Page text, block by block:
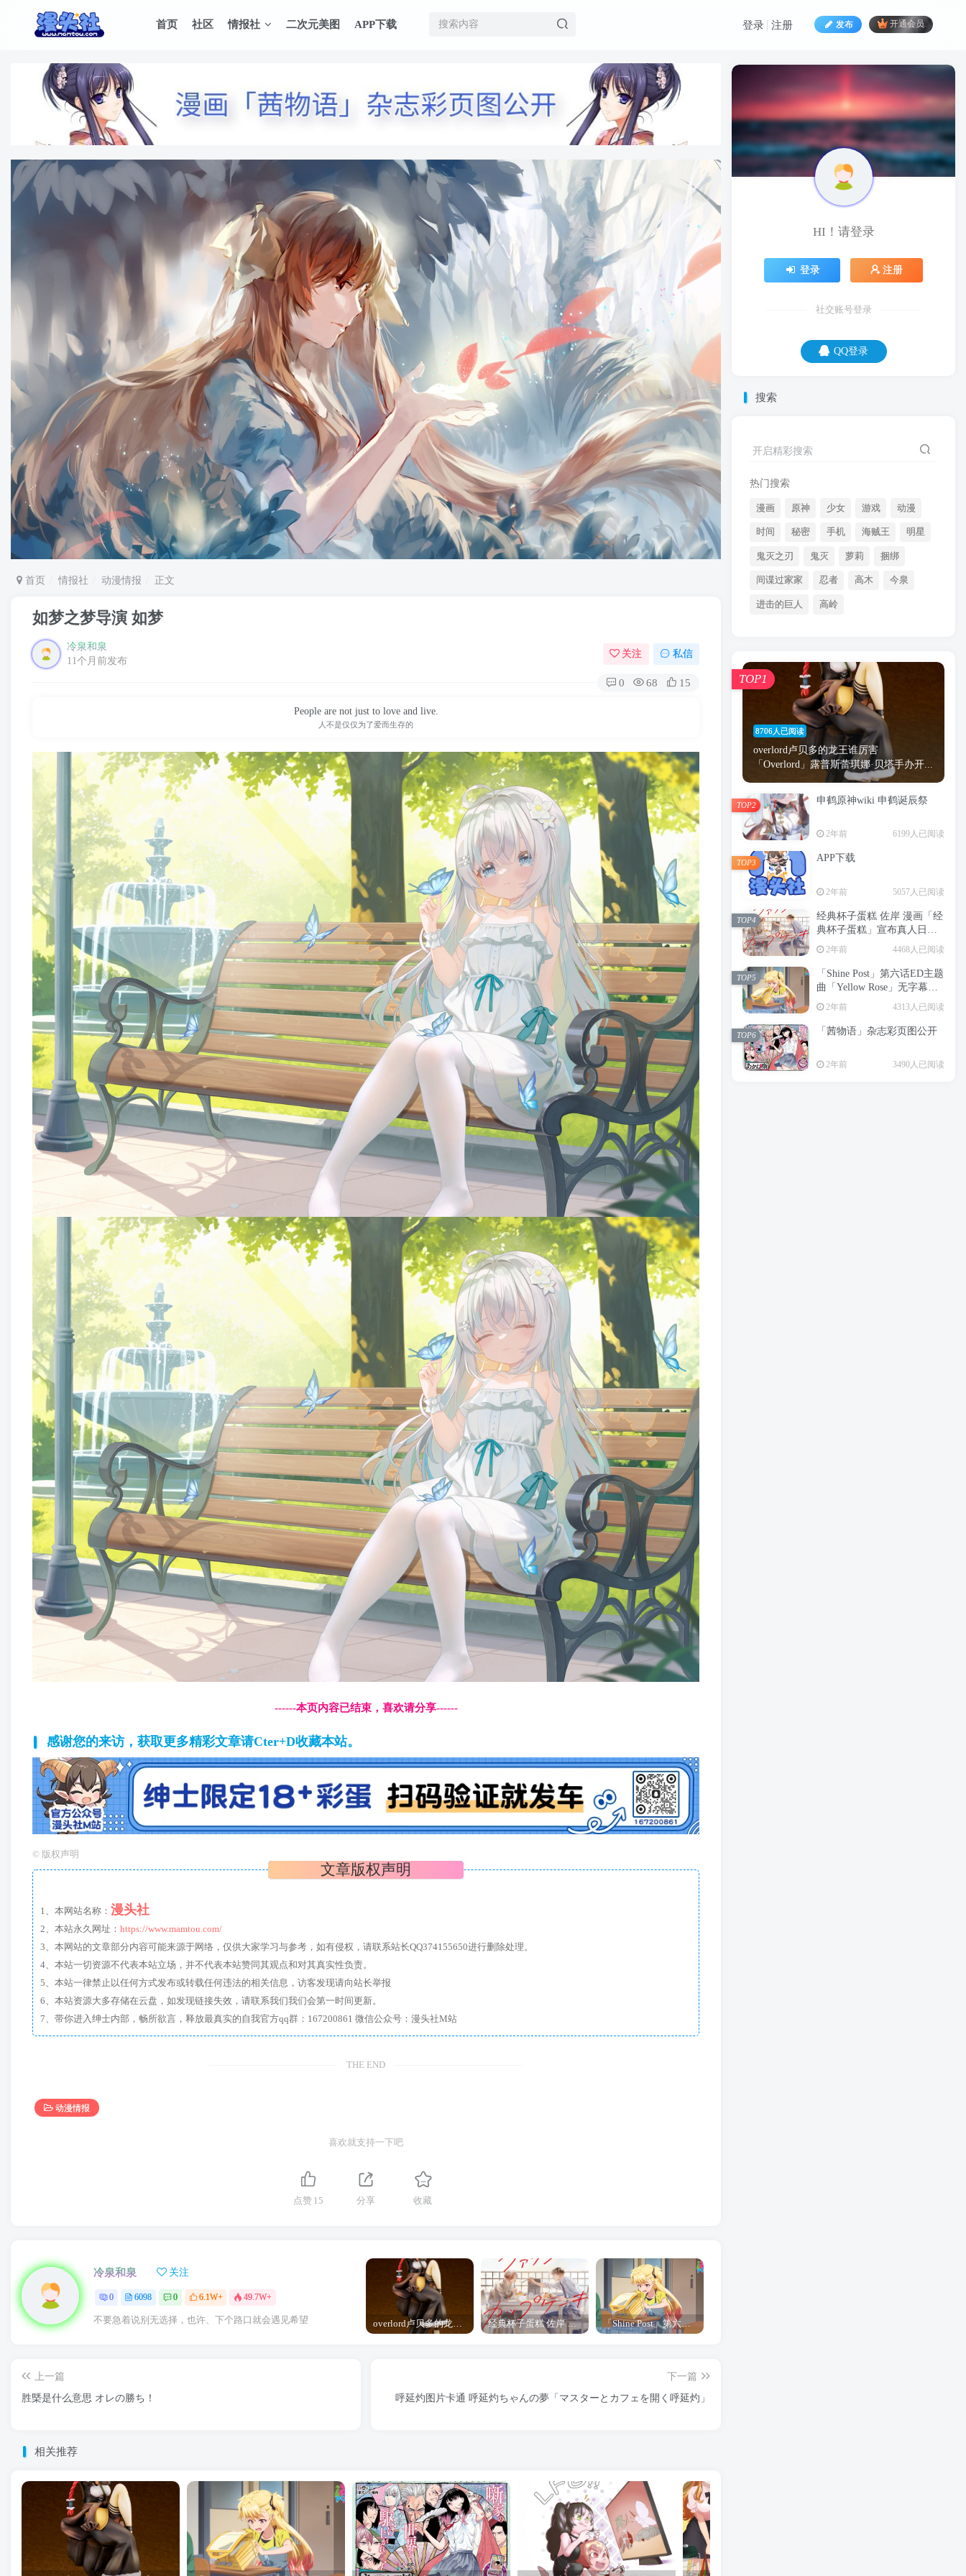
首页 社区 情报社 二次元美图 APP下载 发布 开通会员
登录 注册
首页 情报社 动漫情报 正文
如梦之梦导演 如梦
冷泉和泉
11个月前发布
关注 私信
0 68 15
People are not just to love and live.
人不是仅仅为了爱而生存的
------本页内容已结束，喜欢请分享------
感谢您的来访，获取更多精彩文章请Cter+D收藏本站。
© 版权声明
文章版权声明
1、本网站名称： 漫头社
2、本站永久网址： https://www.mamtou.com/
3、本网站的文章部分内容可能来源于网络，仅供大家学习与参考，如有侵权，请联系站长QQ374155650进行删除处理。
4、本站一切资源不代表本站立场，并不代表本站赞同其观点和对其真实性负责。
5、本站一律禁止以任何方式发布或转载任何违法的相关信息，访客发现请向站长举报
6、本站资源大多存储在云盘，如发现链接失效，请联系我们我们会第一时间更新。
7、带你进入绅士内部，畅所欲言，释放最真实的自我官方qq群：167200861 微信公众号：漫头社M站
THE END
动漫情报
喜欢就支持一下吧
点赞 15 分享 收藏
冷泉和泉 关注
0 6098 0 6.1W+ 49.7W+
不要急着说别无选择，也许、下个路口就会遇见希望 经典杯子蛋糕 佐岸 漫画「经典杯子蛋糕」宣布真人日剧化 「Shine Post」第六话ED主题曲「Yellow Rose」无字幕MV公开
上一篇
胜槩是什么意思 オレの勝ち！
下一篇
呼延灼图片卡通 呼延灼ちゃんの夢「マスターとカフェを開く呼延灼」
相关推荐
HI！请登录
登录 注册
社交账号登录
QQ登录
搜索
开启精彩搜索
热门搜索
漫画 原神 少女 游戏 动漫
时间 秘密 手机 海贼王 明星
鬼灭之刃 鬼灭 萝莉 捆绑
间谍过家家 忍者 高木 今泉
进击的巨人 高岭
8706人已阅读
overlord卢贝多的龙王谁厉害
「Overlord」露普斯蕾琪娜·贝塔手办开...
TOP1
申鹤原神wiki 申鹤诞辰祭
2年前 6199人已阅读
TOP2
APP下载
2年前 5057人已阅读
TOP3
经典杯子蛋糕 佐岸 漫画「经
典杯子蛋糕」宣布真人日剧
化
2年前 4468人已阅读
TOP4
「Shine Post」第六话ED主题
曲「Yellow Rose」无字幕MV
公开
2年前 4313人已阅读
TOP5
「茜物语」杂志彩页图公开
2年前 3490人已阅读
TOP6
HI！请登录
登录 注册
社交账号登录
QQ登录
世界上本没有贫穷，富的人多了，我就变
时间 秘密 手机 海贼王
鬼灭 萝莉 捆绑
间谍过家家 忍者 高木
进击的巨人 高岭
8706人已阅读
overlord卢贝多的龙王谁厉害
「Overlord」露普斯蕾琪娜·贝塔手办开...
TOP1
申鹤原神wiki 申鹤诞辰祭
2年前 6199人已阅读
TOP2
APP下载
2年前 5057人已阅读
TOP3
经典杯子蛋糕 佐岸 漫画「经
典杯子蛋糕」宣布真人日剧
TOP4